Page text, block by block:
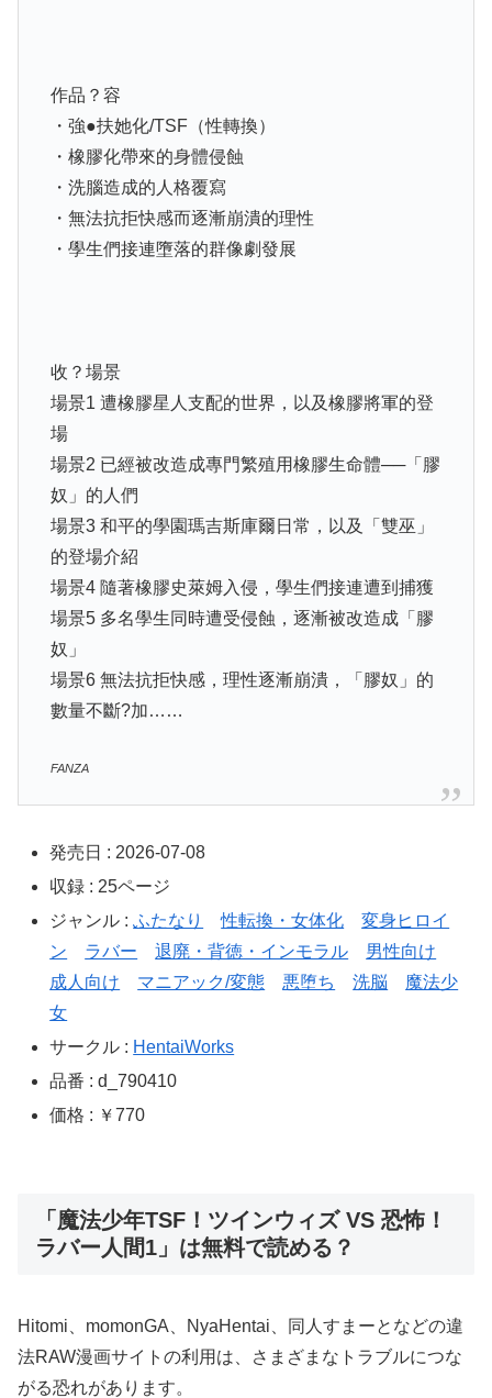
作品？容
・強●扶她化/TSF（性轉換）
・橡膠化帶來的身體侵蝕
・洗腦造成的人格覆寫
・無法抗拒快感而逐漸崩潰的理性
・學生們接連墮落的群像劇發展
收？場景
場景1 遭橡膠星人支配的世界，以及橡膠將軍的登
場
場景2 已經被改造成專門繁殖用橡膠生命體──「膠
奴」的人們
場景3 和平的學園瑪吉斯庫爾日常，以及「雙巫」
的登場介紹
場景4 隨著橡膠史萊姆入侵，學生們接連遭到捕獲
場景5 多名學生同時遭受侵蝕，逐漸被改造成「膠
奴」
場景6 無法抗拒快感，理性逐漸崩潰，「膠奴」的
數量不斷?加……
FANZA
発売日 : 2026-07-08
収録 : 25ページ
ジャンル :ふたなり 性転換・女体化
変身ヒロイ
ン
ラバー 退廃・背徳・インモラル
男性向け
成人向け
マニアック/変態 悪堕ち 洗脳
魔法少
女
サークル : HentaiWorks
品番 : d_790410
価格 : ￥770
「魔法少年TSF！ツインウィズ VS 恐怖！
ラバー人間1」は無料で読める？
Hitomi、momonGA、NyaHentai、同人すまーとなどの違
法RAW漫画サイトの利用は、さまざまなトラブルにつな
がる恐れがあります。